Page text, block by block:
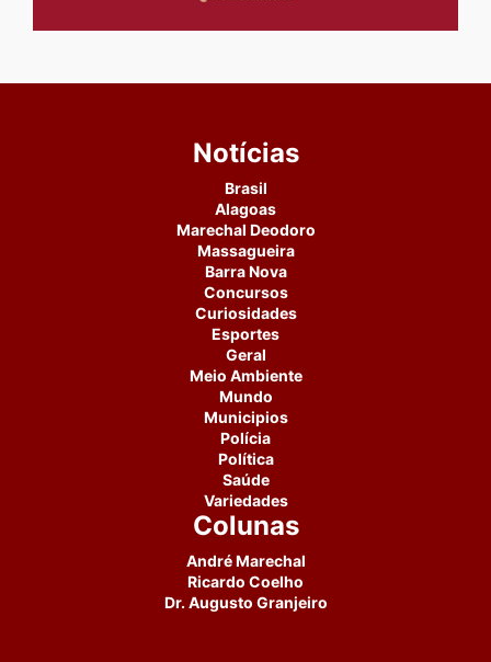
Notícias
Brasil
Alagoas
Marechal Deodoro
Massagueira
Barra Nova
Concursos
Curiosidades
Esportes
Geral
Meio Ambiente
Mundo
Municipios
Polícia
Política
Saúde
Variedades
Colunas
André Marechal
Ricardo Coelho
Dr. Augusto Granjeiro